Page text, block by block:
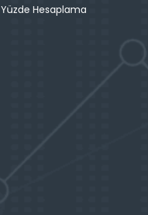
Yüzde Hesaplama